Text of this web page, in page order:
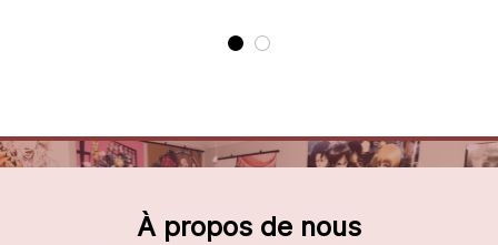
À propos de nous